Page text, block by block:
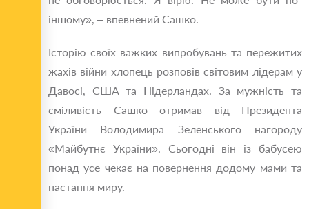
іншому», – впевнений Сашко.
Історію своїх важких випробувань та пережитих
жахів війни хлопець розповів світовим лідерам у
Давосі, США та Нідерландах. За мужність та
сміливість Сашко отримав від Президента
України Володимира Зеленського нагороду
«Майбутнє України». Сьогодні він із бабусею
понад усе чекає на повернення додому мами та
настання миру.